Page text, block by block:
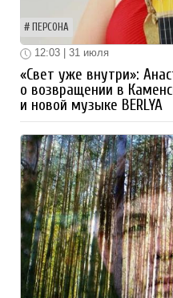
ПЕРСОНА
12:03 | 31 июля
«Свет уже внутри»:
о возвращении в
и новой музыке BERLYA